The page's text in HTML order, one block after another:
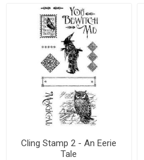
Cling Stamp 2 - An Eerie
Tale